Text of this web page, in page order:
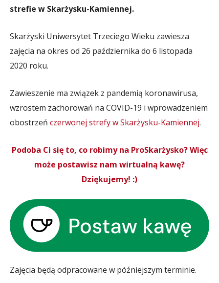
strefie w Skarżysku-Kamiennej.
Skarżyski Uniwersytet Trzeciego Wieku zawiesza
zajęcia na okres od 26 października do 6 listopada
2020 roku.
Zawieszenie ma związek z pandemią koronawirusa,
wzrostem zachorowań na COVID-19 i wprowadzeniem
obostrzeń czerwonej strefy w Skarżysku-Kamiennej.
Podoba Ci się to, co robimy na ProSkarżysko? Więc
może postawisz nam wirtualną kawę?
Dziękujemy! :)
Zajęcia będą odpracowane w późniejszym terminie.